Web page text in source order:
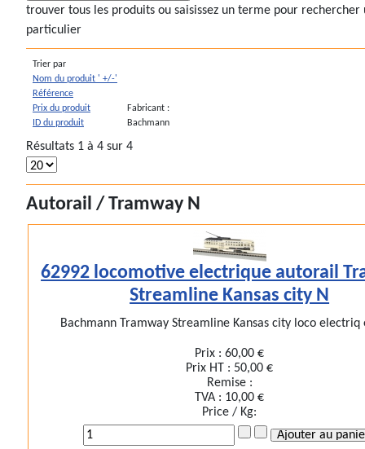
trouver tous les produits ou saisissez un terme pour rechercher
particulier
Trier par
Nom du produit ' +/-'
Référence
Prix du produit
ID du produit
Fabricant :
Bachmann
Résultats 1 à 4 sur 4
Autorail / Tramway N
62992 locomotive electrique autorail
Streamline Kansas city N
Bachmann Tramway Streamline Kansas city loco electriq
Prix :60,00 €
Prix HT : 50,00 €
Remise :
TVA : 10,00 €
Price / Kg: